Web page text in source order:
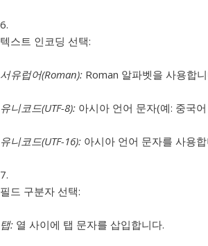
텍스트 인코딩 선택:
서유럽어(Roman): Roman 알파벳을 사용합
유니코드(UTF-8): 아시아 언어 문자(예: 중국
유니코드(UTF-16): 아시아 언어 문자를 사용
필드 구분자 선택:
탭: 열 사이에 탭 문자를 삽입합니다.